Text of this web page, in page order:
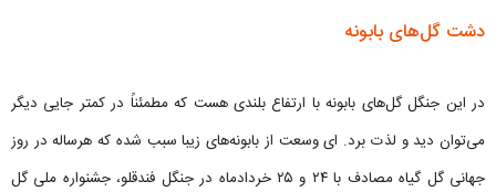
دشت گل‌های بابونه
در این جنگل گل‌های بابونه با ارتفاع بلندی هست که مطمئناً در کمتر جایی دیگر
می‌توان دید و لذت برد. ای وسعت از بابونه‌های زیبا سبب شده که هرساله در روز
جهانی گل گیاه مصادف با ۲۴ و ۲۵ خردادماه در جنگل فندقلو، جشنواره ملی گل